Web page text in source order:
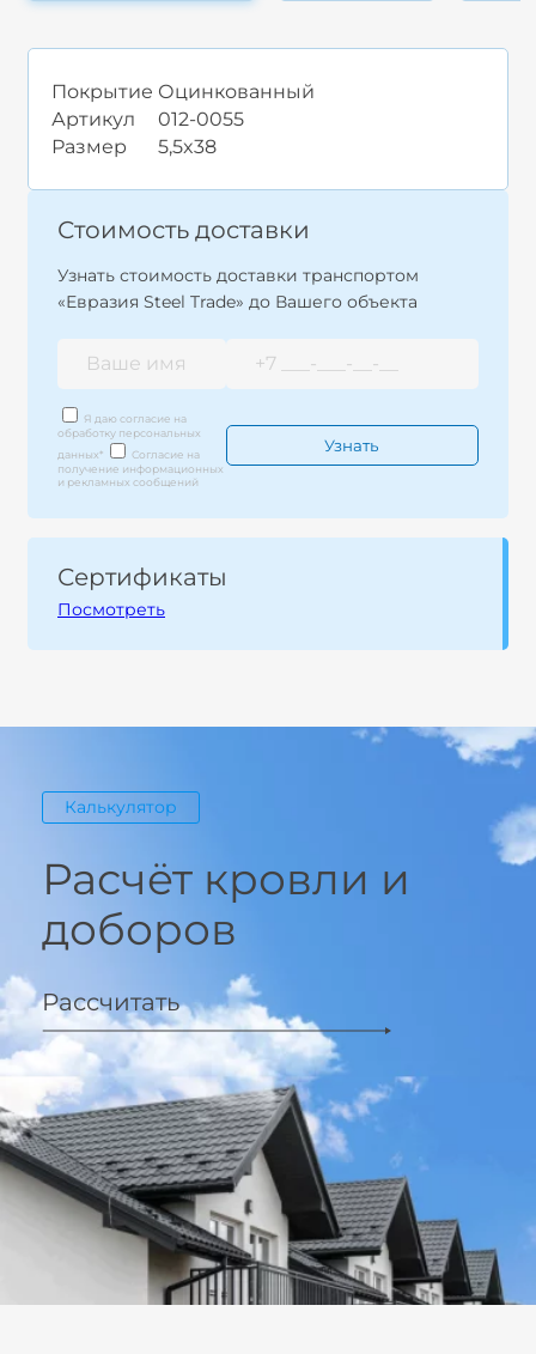
Покрытие Оцинкованный
Артикул
012-0055
Размер
5,5x38
Стоимость доставки
Узнать стоимость доставки транспортом
«Евразия Steel Trade» до Вашего объекта
Я даю согласие на
обработку персональных
данных*
Согласие на
получение информационных
и рекламных сообщений
Сертификаты
Посмотреть
Калькулятор
Расчёт кровли и
доборов
Рассчитать